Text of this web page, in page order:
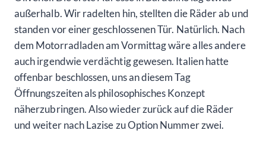
außerhalb. Wir radelten hin, stellten die Räder ab und
standen vor einer geschlossenen Tür. Natürlich. Nach
dem Motorradladen am Vormittag wäre alles andere
auch irgendwie verdächtig gewesen. Italien hatte
offenbar beschlossen, uns an diesem Tag
Öffnungszeiten als philosophisches Konzept
näherzubringen. Also wieder zurück auf die Räder
und weiter nach Lazise zu Option Nummer zwei.